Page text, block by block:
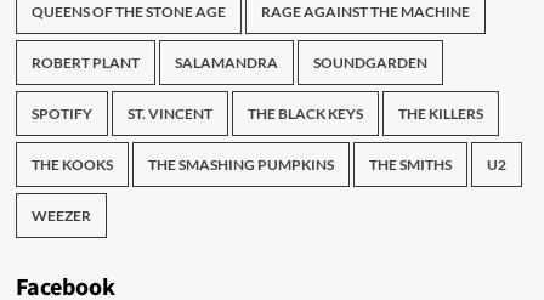
QUEENS OF THE STONE AGE RAGE AGAINST THE MACHINE
ROBERT PLANT SALAMANDRA SOUNDGARDEN
SPOTIFY ST. VINCENT THE BLACK KEYS THE KILLERS
THE KOOKS THE SMASHING PUMPKINS THE SMITHS U2
WEEZER
Facebook